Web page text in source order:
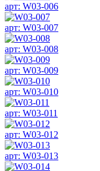
арт: W03-006
арт: W03-007
арт: W03-008
арт: W03-009
арт: W03-010
арт: W03-011
арт: W03-012
арт: W03-013